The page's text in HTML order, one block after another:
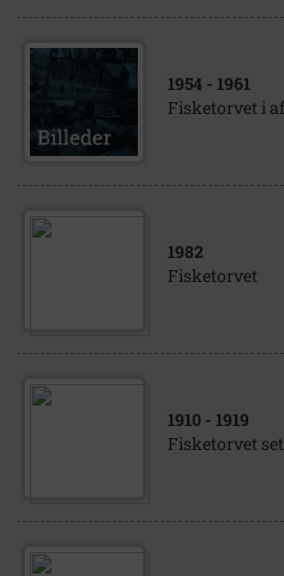
1954 - 1961
Fisketorvet i
1982
Fisketorvet
1910 - 1919
Fisketorvet